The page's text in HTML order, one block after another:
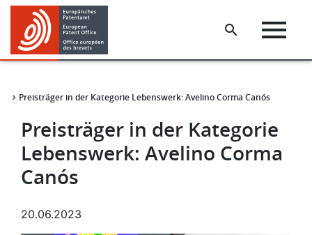
Skip
main
content
Skip
footer
Preisträger in der Kategorie Lebenswerk: Avelino Corma Canós
Preisträger in der Kategorie
Lebenswerk: Avelino Corma
Canós
20.06.2023